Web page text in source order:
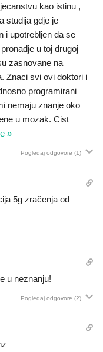
kao istinu ,
studija gdje je
i upotrebljen da se
u toj drugoj
zasnovane na
Znaci svi ovi doktori i
programirani
nemaju znanje oko
u mozak. Cist
»
Pogledaj odgovore (1)
5g zračenja od
u neznanju!
Pogledaj odgovore (2)